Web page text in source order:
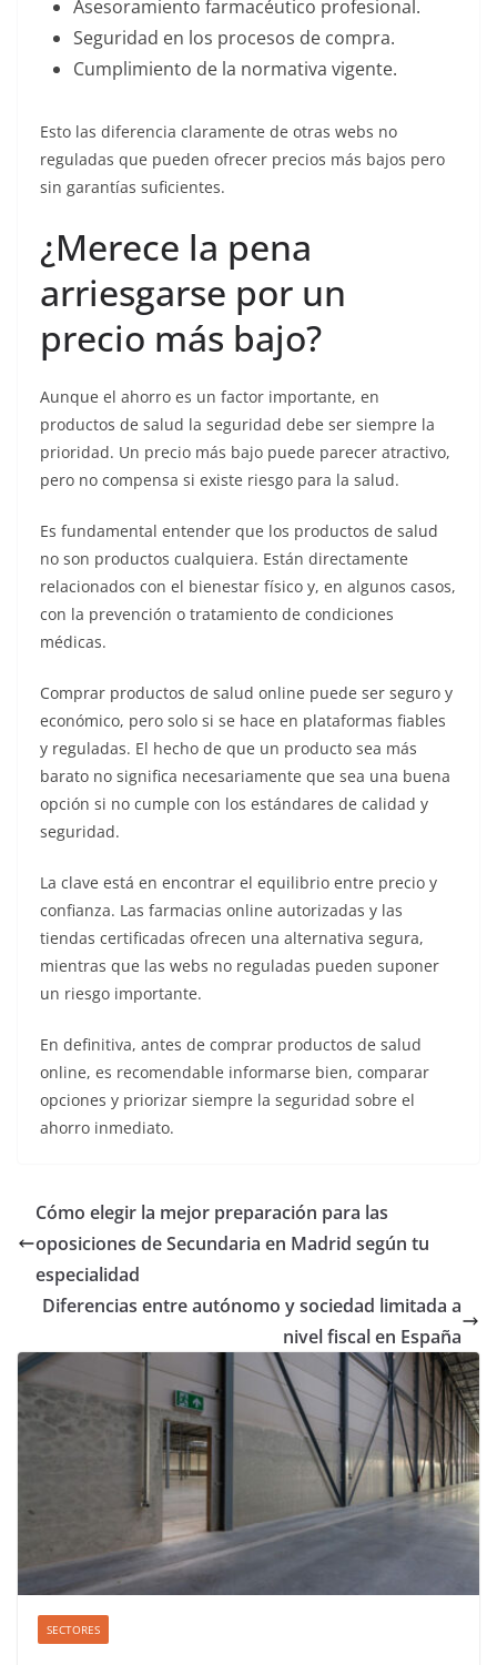
Asesoramiento farmacéutico profesional.
Seguridad en los procesos de compra.
Cumplimiento de la normativa vigente.
Esto las diferencia claramente de otras webs no
reguladas que pueden ofrecer precios más bajos pero
sin garantías suficientes.
¿Merece la pena
arriesgarse por un
precio más bajo?
Aunque el ahorro es un factor importante, en
productos de salud la seguridad debe ser siempre la
prioridad. Un precio más bajo puede parecer atractivo,
pero no compensa si existe riesgo para la salud.
Es fundamental entender que los productos de salud
no son productos cualquiera. Están directamente
relacionados con el bienestar físico y, en algunos casos,
con la prevención o tratamiento de condiciones
médicas.
Comprar productos de salud online puede ser seguro y
económico, pero solo si se hace en plataformas fiables
y reguladas. El hecho de que un producto sea más
barato no significa necesariamente que sea una buena
opción si no cumple con los estándares de calidad y
seguridad.
La clave está en encontrar el equilibrio entre precio y
confianza. Las farmacias online autorizadas y las
tiendas certificadas ofrecen una alternativa segura,
mientras que las webs no reguladas pueden suponer
un riesgo importante.
En definitiva, antes de comprar productos de salud
online, es recomendable informarse bien, comparar
opciones y priorizar siempre la seguridad sobre el
ahorro inmediato.
Cómo elegir la mejor preparación para las
oposiciones de Secundaria en Madrid según tu
especialidad
Diferencias entre autónomo y sociedad limitada a
nivel fiscal en España
SECTORES